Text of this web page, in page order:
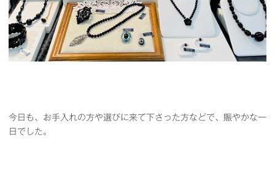
今日も、お手入れの方や選びに来て下さった方などで、賑やかな一
日でした。